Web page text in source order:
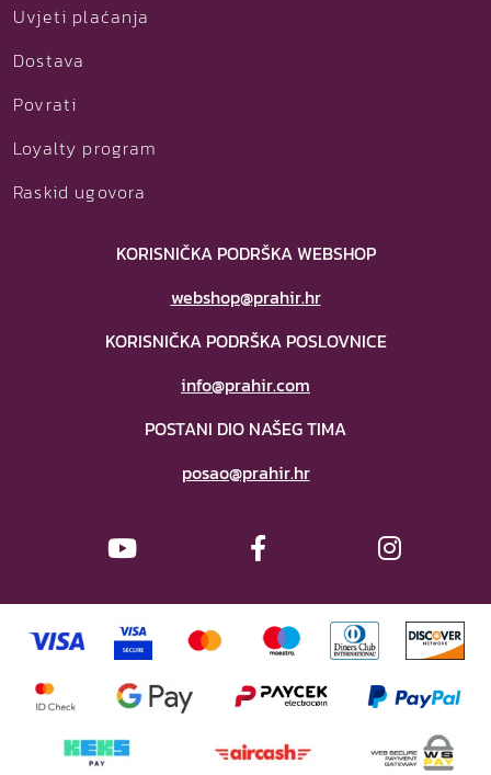
Uvjeti plaćanja
Dostava
Povrati
Loyalty program
Raskid ugovora
KORISNIČKA PODRŠKA WEBSHOP
webshop@prahir.hr
KORISNIČKA PODRŠKA POSLOVNICE
info@prahir.com
POSTANI DIO NAŠEG TIMA
posao@prahir.hr